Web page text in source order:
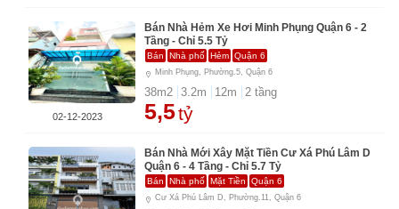
Bán Nhà Hẻm Xe Hơi Minh Phụng Quận 6 - 2
Tầng - Chỉ 5.5 Tỷ
Bán Nhà phố Hẻm Quận 6
Minh Phụng, Phường.5, Quận 6
38m2 3.2m 12m 2 tầng
5,5tỷ
02-12-2023
Bán Nhà Mới Xây Mặt Tiền Cư Xá Phú Lâm D
Quận 6 - 4 Tầng - Chỉ 5.7 Tỷ
Bán Nhà phố Mặt Tiền Quận 6
Cư Xá Phú Lâm D, Phường.11, Quận 6